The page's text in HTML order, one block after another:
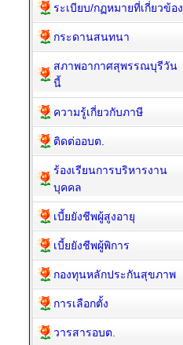
ระเบียบ/กฏหมายที่เกี่ยวข้อง
กระดานสนทนา
สภาพอากาศสุพรรณบุรีวัน
นี้
ความรู้เกี่ยวกับภาษี
ติดต่ออบต.
ร้องเรียนการบริหารงาน
บุคคล
เบี้ยยังชีพผู้สูงอายุ
เบี้ยยังชีพผู้พิการ
กองทุนหลักประกันสุขภาพ
การเลือกตั้ง
วารสารอบต.